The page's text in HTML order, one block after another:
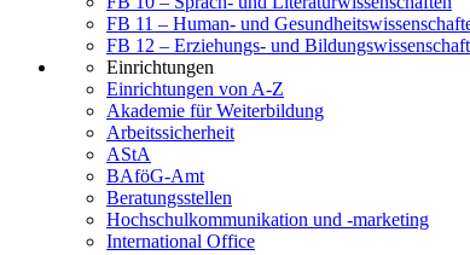
FB 11 – Human- und
FB 12 – Erziehungs- und
Einrichtungen
Einrichtungen von A-Z
Akademie für Weiterbildung
Arbeitssicherheit
AStA
BAföG-Amt
Beratungsstellen
Hochschulkommunikation und -marketing
International Office